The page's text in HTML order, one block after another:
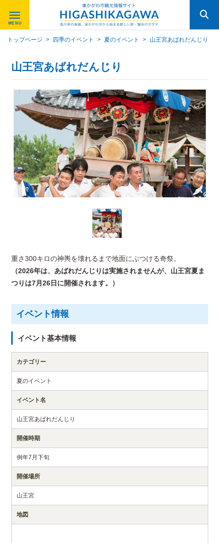
トップページ > 四季のイベント > 夏のイベント > 山王宮あばれだんじり
山王宮あばれだんじり
重さ300キロの神輿を壊れるまで地面にぶつける奇祭。
（2026年は、あばれだんじりは実施されませんが、山王宮夏ま
つりは7月26日に開催されます。）
イベント情報
イベント基本情報
カテゴリー
夏のイベント
イベント名
山王宮あばれだんじり
開催時期
例年7月下旬
開催場所
山王宮
地図